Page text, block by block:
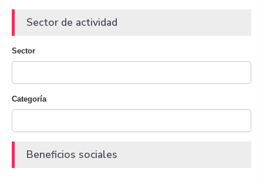
Sector de actividad
Sector
Categoría
Beneficios sociales